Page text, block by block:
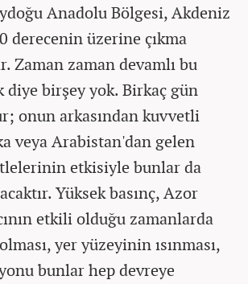
Anadolu Bölgesi, Akdeniz
derecenin üzerine çıkma
Zaman zaman devamlı bu
diye birşey yok. Birkaç gün
onun arkasından kuvvetli
veya Arabistan'dan gelen
etkisiyle bunlar da
Yüksek basınç, Azor
etkili olduğu zamanlarda
yer yüzeyinin ısınması,
bunlar hep devreye